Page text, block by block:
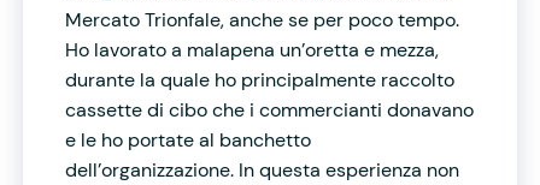
Mercato Trionfale, anche se per poco tempo.
Ho lavorato a malapena un’oretta e mezza,
durante la quale ho principalmente raccolto
cassette di cibo che i commercianti donavano
e le ho portate al banchetto
dell’organizzazione. In questa esperienza non